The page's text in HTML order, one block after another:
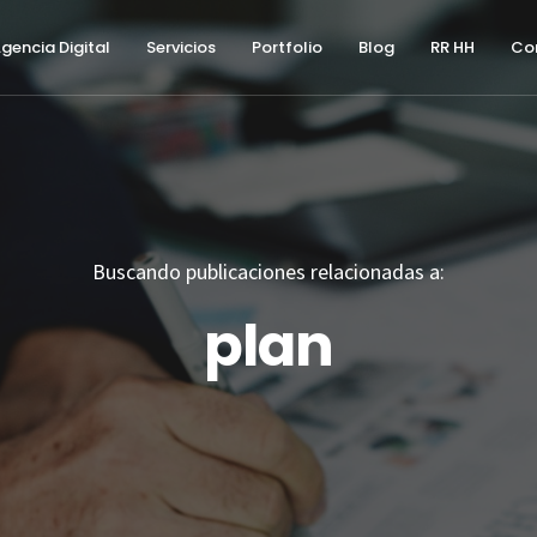
Digital Servicios Portfolio Blog RR HH
Buscando publicaciones relacionadas a:
plan